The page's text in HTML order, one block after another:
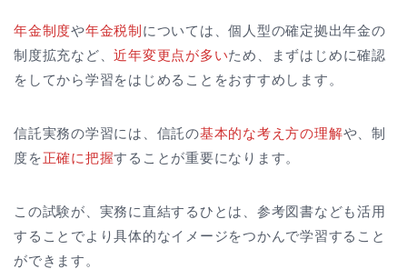
年金制度や年金税制 については、個人型の確定拠出年金の
制度拡充など、近年変更点が多いため、まずはじめに確認
をしてから学習をはじめることをおすすめします。
信託実務の学習には、信託の基本的な考え方の理解や、制
度を正確に把握することが重要になります。
この試験が、実務に直結するひとは、参考図書なども活用
することでより具体的なイメージをつかんで学習すること
ができます。